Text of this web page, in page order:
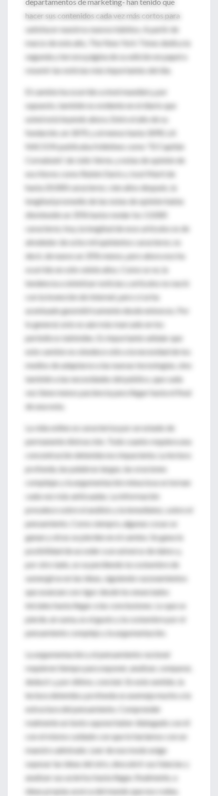
hacer sus contenidos cada vez más cortos para
satisfacer nuestros nuevos hábitos. A partir de
marzo de este año, The New York Times dedica la
segunda y tercera página de su edición en papel a
resumir las noticias más importantes del día.
El cambio ha ocurrido a nivel mundial y, por
supuesto, también es evidente en el diario que
usted está leyendo ahora. Entre el año de su
fundación, en 1870, y al menos hasta 1890, LA
NACION publicaba folletines como "El Capitán
Cornabute", de Julio Verne, y notas de opinión de
escritores como Rubén Darío y José Martí de
hasta 20.000 caracteres; cien años después, la
longitud promedio de las notas de opinión había
disminuido un 35% hasta rondar los 13.000
caracteres; hoy, la longitud de esos artículos es de
alrededor de ocho mil quinientos caracteres; es
decir, de nuevo un 35% menos, pero ahora eso ha
ocurrido en sólo veinte años. Como se ve, la
tendencia a sintetizar noticias y artículos no nació
con la invención de Internet, pero sí se ha
acentuado geométricamente desde entonces. Por
lo general, esto es aún más marcado en los
periódicos tabloides. Es importante señalar que
este cambio no obedece sólo a la necesidad de los
medios de adaptarse a las nuevas tecnologías, sino
también a las necesidades del público, que cada
vez tiene menos paciencia para llegar hasta el final
de una nota.
La vida online se caracteriza por un estado de
permanente distracción. Todo cuanto requiera una
concentración detenida nos impacienta. La lectura
profunda, las palabras largas, las oraciones
complejas y la argumentación minuciosa se tornan
cada vez más anticuadas. La información
prevalece sobre el análisis y la inmediatez, sobre el
pensamiento. Como siempre, algunas cosas se
ganan y otras se pierden en el camino. Se gana la
posibilidad de acceder a un universo de datos y,
por otro lado, se va perdiendo la costumbre de
sumergirse en las ideas, siguiendo razonamientos
que avanzan con rigor desde los enunciados
iniciales hasta llegar a las conclusiones. Lo que se
pierde, en suma, es el gusto y la costumbre por el
pensamiento complejo y la argumentación.
La argumentación y el pensamiento racional
requieren tiempo para exponer, analizar, comparar,
deducir y, por último, concluir. En este sentido, la
lectura detenida y profunda se asemeja mucho a la
estructura del pensamiento. Comprender
realmente un texto supone haber dialogado con él
con el mismo cuidado con que lo haríamos con un
maestro admirado. Leer de ese modo exige
sopesar las ideas del otro, descubrir sus falacias y
analizar sus aciertos hasta llegar, finalmente, a
ideas propias acerca del mundo que nos rodea.